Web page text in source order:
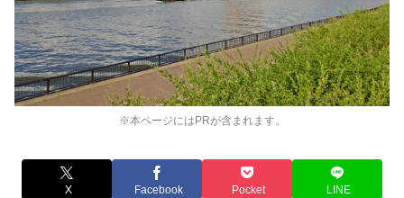
※本ページにはPRが含まれます。
X Facebook Pocket LINE